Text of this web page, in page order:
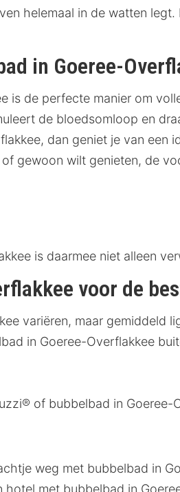
helemaal in de watten
in Goeree-
is de perfecte manier om
de bloedsomloop en
dan geniet je van een
gewoon wilt genieten, de
is daarmee niet alleen
voor de
variëren, maar gemiddeld
in Goeree-Overflakkee
of bubbelbad in Goeree-
weg met bubbelbad in
met bubbelbad in